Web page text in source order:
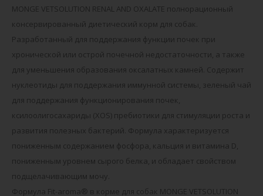
MONGE VETSOLUTION RENAL AND OXALATE полнорационный
консервированный диетический корм для собак.
Разработанный для поддержания функции почек при
хронической или острой почечной недостаточности, а также
для уменьшения образования оксалатных камней. Содержит
нуклеотиды для поддержания иммунной системы, зеленый чай
для поддержания функционирования почек,
ксилоолигосахариды (XOS) пребиотики для стимуляции роста и
развития полезных бактерий. Формула характеризуется
пониженным содержанием фосфора, кальция и витамина D,
пониженным уровнем сырого белка, и обладает свойством
подщелачивающим мочу.
Формула Fit-aroma® в корме для собак MONGE VETSOLUTION